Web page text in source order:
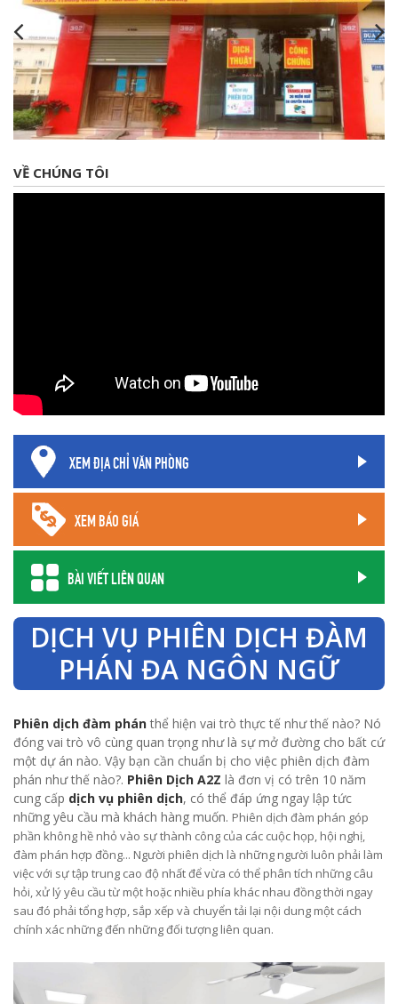
VỀ CHÚNG TÔI
XEM ĐỊA CHỈ VĂN PHÒNG
XEM BÁO GIÁ
BÀI VIẾT LIÊN QUAN
DỊCH VỤ PHIÊN DỊCH ĐÀM
PHÁN ĐA NGÔN NGỮ
Phiên dịch đàm phánthể hiện vai trò thực tế như thế nào? Nó
đóng vai trò vô cùng quan trọng như là sự mở đường cho bất cứ
một dự án nào. Vậy bạn cần chuẩn bị cho việc phiên dịch đàm
phán như thế nào?. Phiên Dịch A2Z là đơn vị có trên 10 năm
cung cấp dịch vụ phiên dịch, có thể đáp ứng ngay lập tức
những yêu cầu mà khách hàng muốn. Phiên dịch đàm phán góp
phần không hề nhỏ vào sự thành công của các cuộc họp, hội nghị,
đàm phán hợp đồng... Người phiên dịch là những người luôn phải làm
việc với sự tập trung cao độ nhất để vừa có thể phân tích những câu
hỏi, xử lý yêu cầu từ một hoặc nhiều phía khác nhau đồng thời ngay
sau đó phải tổng hợp, sắp xếp và chuyển tải lại nội dung một cách
chính xác những đến những đối tượng liên quan.